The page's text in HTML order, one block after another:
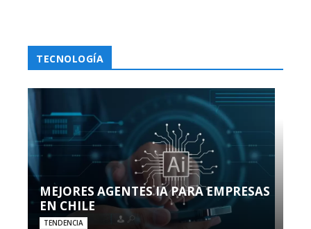
TECNOLOGÍA
MEJORES AGENTES IA PARA EMPRESAS
EN CHILE
TENDENCIA